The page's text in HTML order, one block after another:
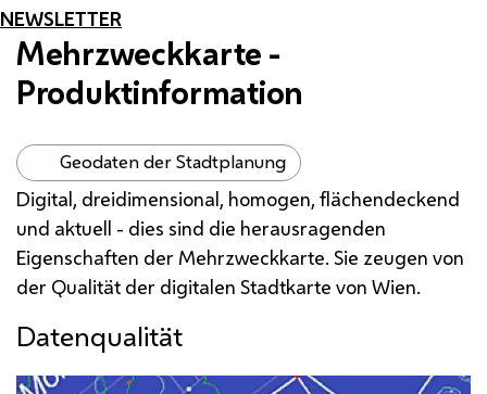
NEWSLETTER
Mehrzweckkarte -
Produktinformation
Geodaten der Stadtplanung
Digital, dreidimensional, homogen, flächendeckend
und aktuell - dies sind die herausragenden
Eigenschaften der Mehrzweckkarte. Sie zeugen von
der Qualität der digitalen Stadtkarte von Wien.
Datenqualität